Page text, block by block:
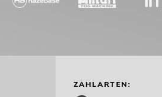
ZAHLARTEN: